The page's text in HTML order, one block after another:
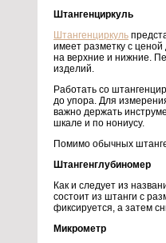
Штангенциркуль
Штангенциркуль
имеет разметку с
на верхние и нижние.
изделий.
Работать со
до упора. Для
важно держать
шкале и по нониусу.
Помимо обычных
Штангенглубиномер
Как и следует из
состоит из штанги с
фиксируется, а затем
Микрометр